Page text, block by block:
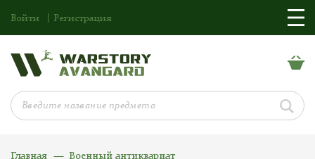
Войти Регистрация
Главная
Военный антиквариат